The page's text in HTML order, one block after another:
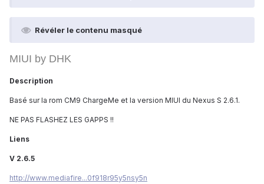
Révéler le contenu masqué
MIUI by DHK
Description
Basé sur la rom CM9 ChargeMe et la version MIUI du Nexus S 2.6.1.
NE PAS FLASHEZ LES GAPPS !!
Liens
V 2.6.5
http://www.mediafire...0f918r95y5nsy5n